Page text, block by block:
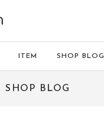
ITEM SHOP BLOG
SHOP BLOG